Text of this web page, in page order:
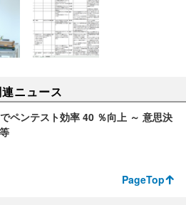
連ニュース
ペンテスト効率 40 ％向上 ～ 意思決
PageTop